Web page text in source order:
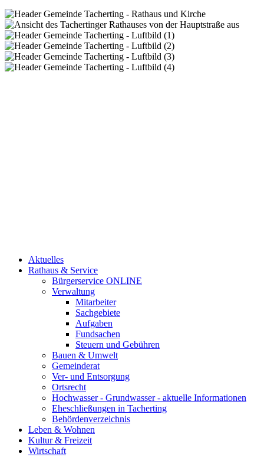
Aktuelles
Rathaus & Service
Bürgerservice ONLINE
Verwaltung
Mitarbeiter
Sachgebiete
Aufgaben
Fundsachen
Steuern und Gebühren
Bauen & Umwelt
Gemeinderat
Ver- und Entsorgung
Ortsrecht
Hochwasser - Grundwasser - aktuelle Informationen
Eheschließungen in Tacherting
Behördenverzeichnis
Leben & Wohnen
Kultur & Freizeit
Wirtschaft